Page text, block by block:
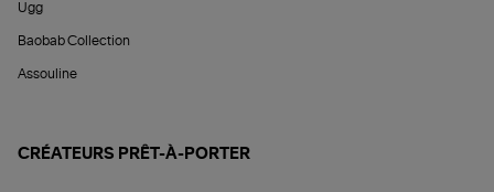
Ugg
Baobab Collection
Assouline
CRÉATEURS PRÊT-À-PORTER